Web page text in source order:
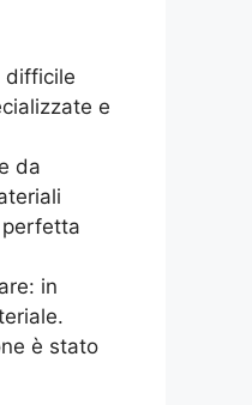
difficile
e
da
perfetta
in
è stato